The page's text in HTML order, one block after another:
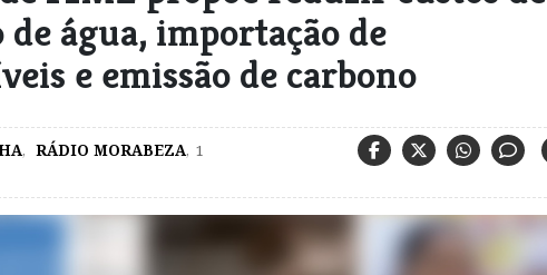
água, importação de
e emissão de carbono
, RÁDIO MORABEZA, 1